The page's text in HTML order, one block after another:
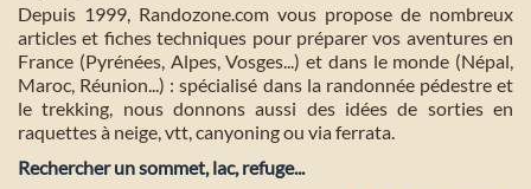
Depuis 1999, Randozone.com vous propose de nombreux
articles et fiches techniques pour préparer vos aventures en
France (Pyrénées, Alpes, Vosges...) et dans le monde (Népal,
Maroc, Réunion...) : spécialisé dans la randonnée pédestre et
le trekking, nous donnons aussi des idées de sorties en
raquettes à neige, vtt, canyoning ou via ferrata.
Rechercher un sommet, lac, refuge...